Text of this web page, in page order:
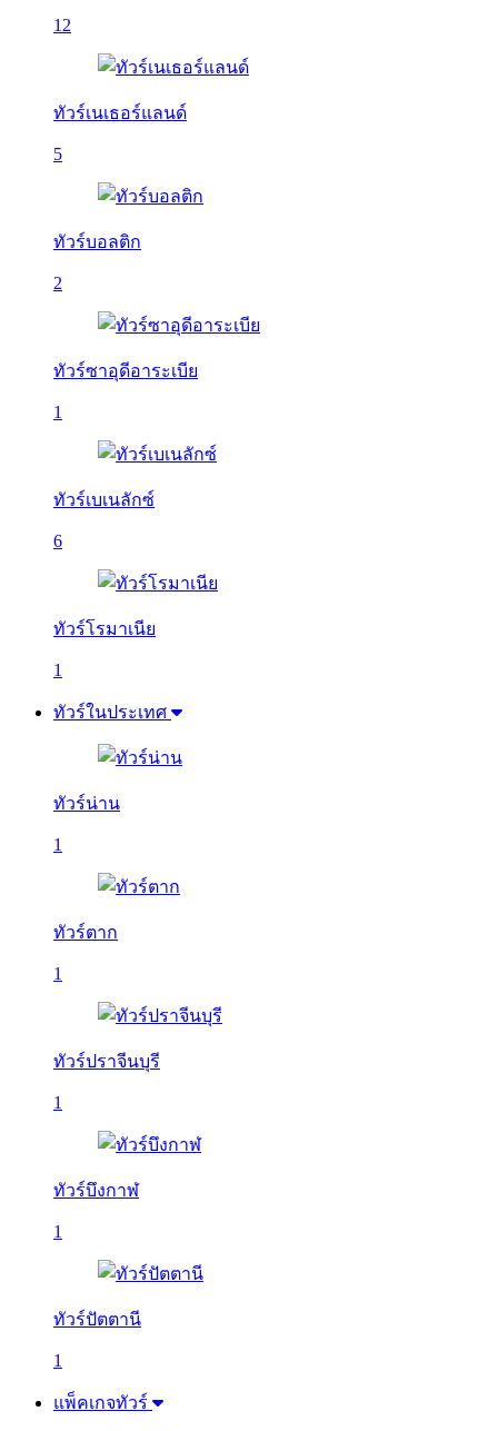
12
ทัวร์เนเธอร์แลนด์
5
ทัวร์บอลติก
2
ทัวร์ซาอุดีอาระเบีย
1
ทัวร์เบเนลักซ์
6
ทัวร์โรมาเนีย
1
ทัวร์ในประเทศ
ทัวร์น่าน
1
ทัวร์ตาก
1
ทัวร์ปราจีนบุรี
1
ทัวร์บึงกาฬ
1
ทัวร์ปัตตานี
1
แพ็คเกจทัวร์